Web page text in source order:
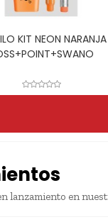
KIT NEON NARANJA
lanzamiento en